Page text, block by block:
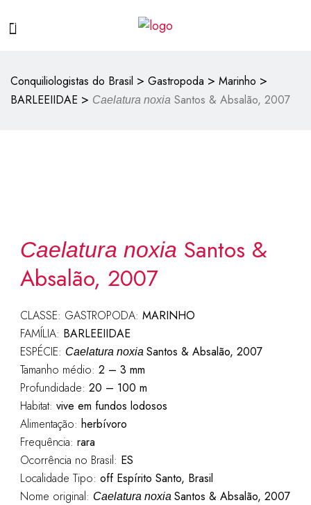
Conquiliologistas do Brasil > Gastropoda > Marinho >
BARLEEIIDAE > Caelatura noxia Santos & Absalão, 2007
Caelatura noxia Santos &
Absalão, 2007
CLASSE: GASTROPODA: MARINHO
FAMÍLIA: BARLEEIIDAE
ESPÉCIE: Caelatura noxia Santos & Absalão, 2007
Tamanho médio: 2 – 3 mm
Profundidade: 20 – 100 m
Habitat: vive em fundos lodosos
Alimentação: herbívoro
Frequência: rara
Ocorrência no Brasil: ES
Localidade Tipo: off Espírito Santo, Brasil
Nome original: Caelatura noxia Santos & Absalão, 2007